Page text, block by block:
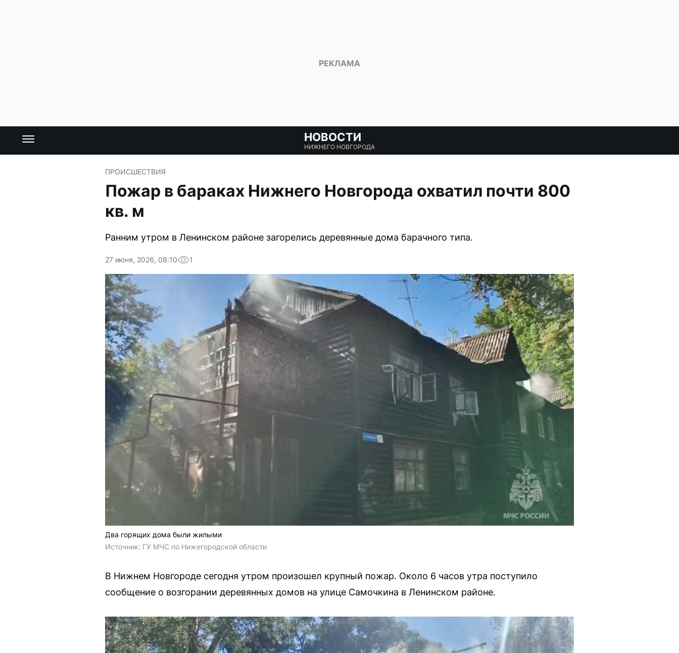
НОВОСТИ
НИЖНЕГО НОВГОРОДА
ПРОИСШЕСТВИЯ
Пожар в бараках Нижнего Новгорода охватил почти 800
кв. м
Ранним утром в Ленинском районе загорелись деревянные дома барачного типа.
27 июня, 2026, 08:10 1
Два горящих дома были жилыми
Источник: ГУ МЧС по Нижегородской области
В Нижнем Новгороде сегодня утром произошел крупный пожар. Около 6 часов утра поступило
сообщение о возгорании деревянных домов на улице Самочкина в Ленинском районе.